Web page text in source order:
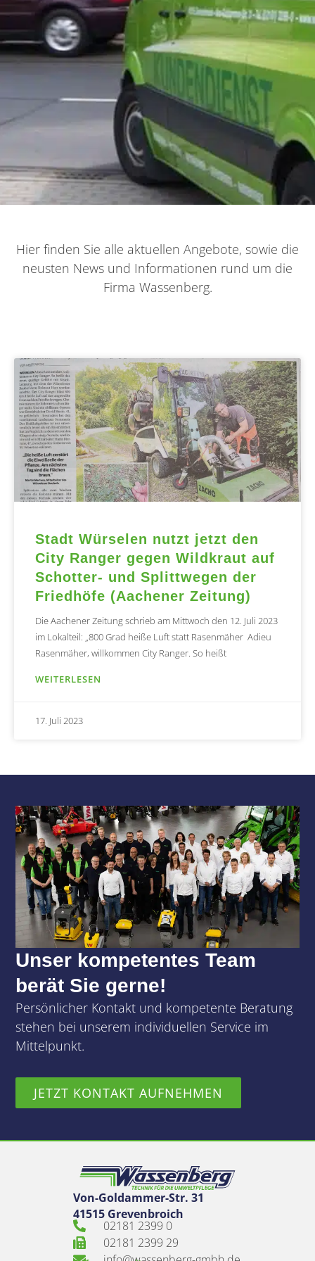
Hier finden Sie alle aktuellen Angebote, sowie die
neusten News und Informationen rund um die
Firma Wassenberg.
Stadt Würselen nutzt jetzt den
City Ranger gegen Wildkraut auf
Schotter- und Splittwegen der
Friedhöfe (Aachener Zeitung)
Die Aachener Zeitung schrieb am Mittwoch den 12. Juli 2023
im Lokalteil: „800 Grad heiße Luft statt Rasenmäher Adieu
Rasenmäher, willkommen City Ranger. So heißt
WEITERLESEN
17. Juli 2023
Unser kompetentes Team
berät Sie gerne!
Persönlicher Kontakt und kompetente Beratung
stehen bei unserem individuellen Service im
Mittelpunkt.
JETZT KONTAKT AUFNEHMEN
Von-Goldammer-Str. 31
41515 Grevenbroich
02181 2399 0
02181 2399 29